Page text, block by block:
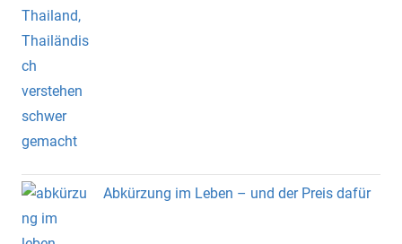
Abkürzung im Leben – und der Preis dafür